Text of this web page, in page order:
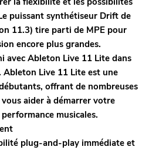
puissant synthétiseur Drift de
11.3) tire parti de MPE pour
encore plus grandes.
avec Ableton Live 11 Lite dans
Ableton Live 11 Lite est une
offrant de nombreuses
aider à démarrer votre
musicales.
plug-and-play immédiate et